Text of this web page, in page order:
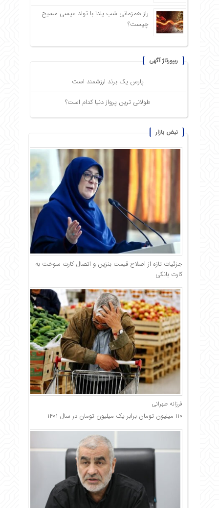
راز همزمانی شب یلدا با تولد عیسی مسیح
چیست؟
ریپورتاژ آگهی
پارس یک برند ارزشمند است
طولانی ترین پرواز دنیا کدام است؟
نبض بازار
جزئیات تازه از اصلاح قیمت بنزین و اتصال کارت سوخت به
کارت بانکی
فرزانه طهرانی
۱۱۰ میلیون تومان برابر یک میلیون تومان در سال ۱۴۰۱